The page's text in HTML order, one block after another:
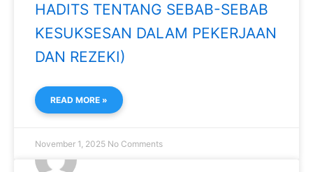
HADITS TENTANG SEBAB-SEBAB
KESUKSESAN DALAM PEKERJAAN
DAN REZEKI)
READ MORE »
November 1, 2025 No Comments